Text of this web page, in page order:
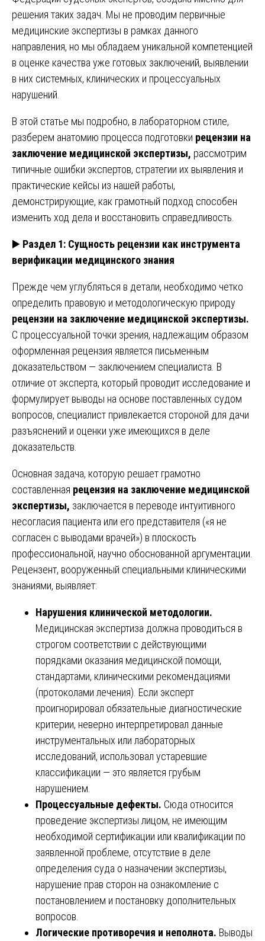
решения таких задач. Мы не проводим первичные
медицинские экспертизы в рамках данного
направления, но мы обладаем уникальной компетенцией
в оценке качества уже готовых заключений, выявлении
в них системных, клинических и процессуальных
нарушений.
В этой статье мы подробно, в лабораторном стиле,
разберем анатомию процесса подготовки рецензии на
заключение медицинской экспертизы, рассмотрим
типичные ошибки экспертов, стратегии их выявления и
практические кейсы из нашей работы,
демонстрирующие, как грамотный подход способен
изменить ход дела и восстановить справедливость.
▶️ Раздел 1: Сущность рецензии как инструмента
верификации медицинского знания
Прежде чем углубляться в детали, необходимо четко
определить правовую и методологическую природу
рецензии на заключение медицинской экспертизы.
С процессуальной точки зрения, надлежащим образом
оформленная рецензия является письменным
доказательством — заключением специалиста. В
отличие от эксперта, который проводит исследование и
формулирует выводы на основе поставленных судом
вопросов, специалист привлекается стороной для дачи
разъяснений и оценки уже имеющихся в деле
доказательств.
Основная задача, которую решает грамотно
составленная рецензия на заключение медицинской
экспертизы, заключается в переводе интуитивного
несогласия пациента или его представителя («я не
согласен с выводами врачей») в плоскость
профессиональной, научно обоснованной аргументации.
Рецензент, вооруженный специальными клиническими
знаниями, выявляет:
Нарушения клинической методологии.
Медицинская экспертиза должна проводиться в
строгом соответствии с действующими
порядками оказания медицинской помощи,
стандартами, клиническими рекомендациями
(протоколами лечения). Если эксперт
проигнорировал обязательные диагностические
критерии, неверно интерпретировал данные
инструментальных или лабораторных
исследований, использовал устаревшие
классификации — это является грубым
нарушением.
Процессуальные дефекты. Сюда относится
проведение экспертизы лицом, не имеющим
необходимой сертификации или квалификации по
заявленной проблеме, отсутствие в деле
определения суда о назначении экспертизы,
нарушение прав сторон на ознакомление с
постановлением и постановку дополнительных
вопросов.
Логические противоречия и неполнота. Выводы